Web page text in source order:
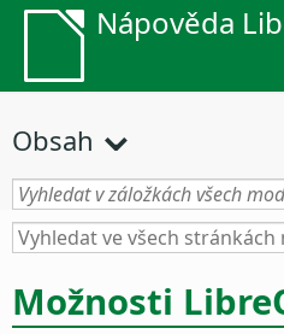
Nápověda
Obsah
Možnosti